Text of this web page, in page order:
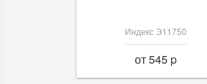
Индекс Э11750
от 545 p